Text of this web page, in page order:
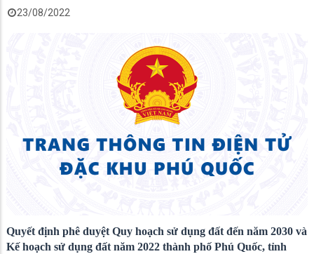
23/08/2022
Quyết định phê duyệt Quy hoạch sử dụng đất đến năm 2030 và
Kế hoạch sử dụng đất năm 2022 thành phố Phú Quốc, tỉnh